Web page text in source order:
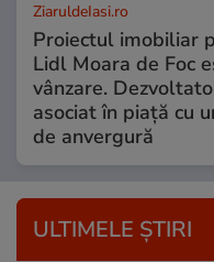
ZiaruldeIasi.ro
Proiectul imobiliar
Lidl Moara de Foc
vânzare.
asociat în piață cu
de anvergură
ULTIMELE ȘTIRI